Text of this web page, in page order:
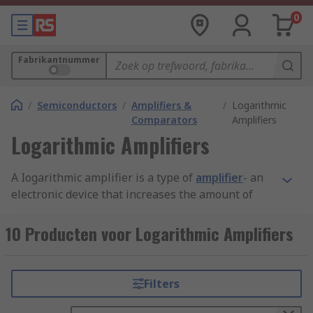
0
Fabrikantnummer
/ Semiconductors / Amplifiers &
Comparators
/ Logarithmic
Amplifiers
Logarithmic Amplifiers
A Iogarithmic amplifier is a type of amplifier- an
electronic device that increases the amount of
into an output voltage (a flow of electrical
current). Typically, the source of this current is a
Why are logarithmic amplifiers used?
10 Producten voor Logarithmic Amplifiers
Filters